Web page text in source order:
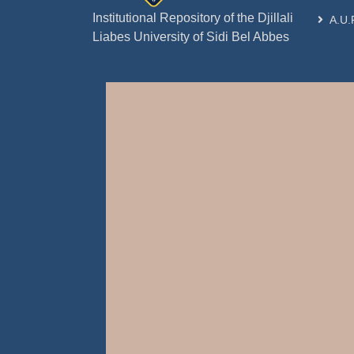
Institutional Repository of the Djillali
Liabes University of Sidi Bel Abbes